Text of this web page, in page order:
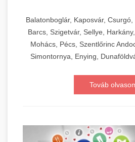
Balatonboglár, Kaposvár,
Barcs, Szigetvár, Sellye,
Mohács, Pécs, Szentlőrinc
Simontornya, Enying,
Továb